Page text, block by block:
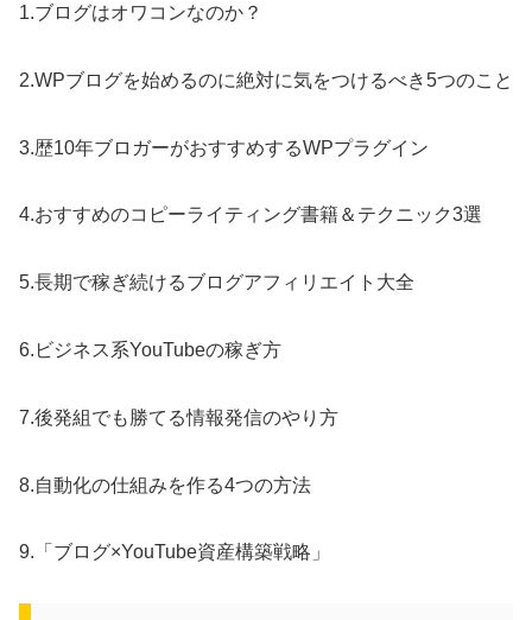
1.ブログはオワコンなのか？
2.WPブログを始めるのに絶対に気をつけるべき5つのこと
3.歴10年ブロガーがおすすめするWPプラグイン
4.おすすめのコピーライティング書籍＆テクニック3選
5.長期で稼ぎ続けるブログアフィリエイト大全
6.ビジネス系YouTubeの稼ぎ方
7.後発組でも勝てる情報発信のやり方
8.自動化の仕組みを作る4つの方法
9.「ブログ×YouTube資産構築戦略」